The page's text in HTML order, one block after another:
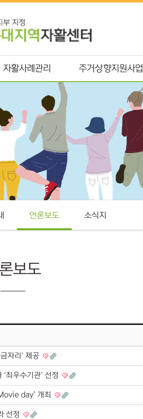
자활사례관리 주거상향지원사업
언론보도 소식지
보도
자리’ 제공
최우수기관’ 선정
day' 개최
선정